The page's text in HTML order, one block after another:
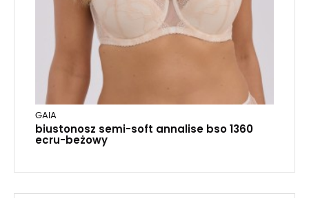
GAIA
biustonosz semi-soft annalise bso 1360
ecru-beżowy